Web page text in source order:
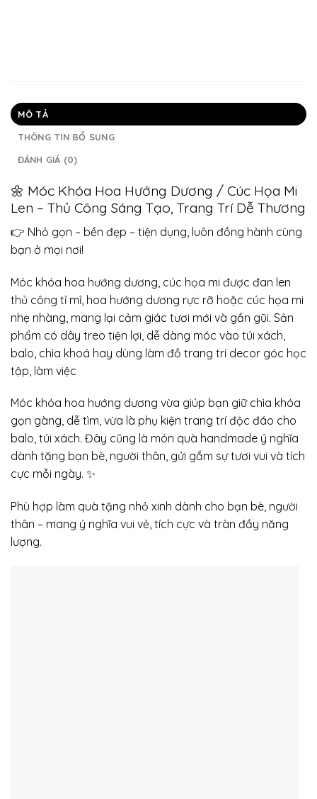
MÔ TẢ
THÔNG TIN BỔ SUNG
ĐÁNH GIÁ (0)
🌼 Móc Khóa Hoa Hướng Dương / Cúc Họa Mi
Len – Thủ Công Sáng Tạo, Trang Trí Dễ Thương
👉 Nhỏ gọn – bền đẹp – tiện dụng, luôn đồng hành cùng
bạn ở mọi nơi!
Móc khóa hoa hướng dương, cúc họa mi được đan len
thủ công tỉ mỉ, hoa hướng dương rực rỡ hoặc cúc họa mi
nhẹ nhàng, mang lại cảm giác tươi mới và gần gũi. Sản
phẩm có dây treo tiện lợi, dễ dàng móc vào túi xách,
balo, chìa khoá hay dùng làm đồ trang trí decor góc học
tập, làm việc
Móc khóa hoa hướng dương vừa giúp bạn giữ chìa khóa
gọn gàng, dễ tìm, vừa là phụ kiện trang trí độc đáo cho
balo, túi xách. Đây cũng là món quà handmade ý nghĩa
dành tặng bạn bè, người thân, gửi gắm sự tươi vui và tích
cực mỗi ngày. ✨
Phù hợp làm quà tặng nhỏ xinh dành cho bạn bè, người
thân – mang ý nghĩa vui vẻ, tích cực và tràn đầy năng
lượng.